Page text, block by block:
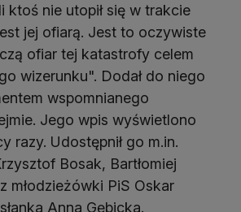
ktoś nie utopił się w trakcie
jej ofiarą. Jest to oczywiste
ofiar tej katastrofy celem
wizerunku". Dodał do niego
wspomnianego
Jego wpis wyświetlono
razy. Udostępnił go m.in.
Bosak, Bartłomiej
młodzieżówki PiS Oskar
Anna Gębicka.